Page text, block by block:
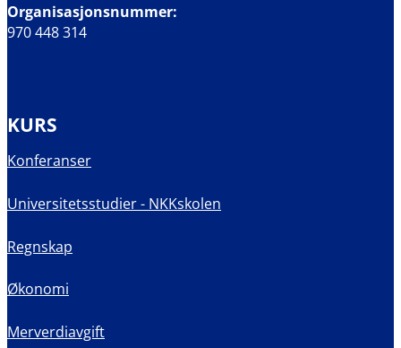
Organisasjonsnummer:
970 448 314
KURS
Konferanser
Universitetsstudier - NKKskolen
Regnskap
Økonomi
Merverdiavgift